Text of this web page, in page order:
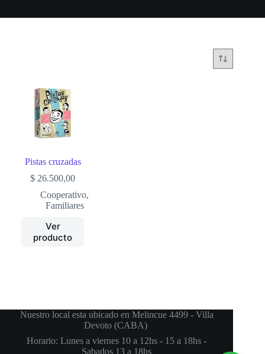
Pistas cruzadas
$ 26.500,00
Cooperativo,
Familiares
Ver
producto
Nuestro local esta ubicado en Melincue 4499 - Villa
Devoto (CABA)
Horario: Lunes a viernes 10 a 12hs - 15 a 18hs -
Sabados 13 a 18hs